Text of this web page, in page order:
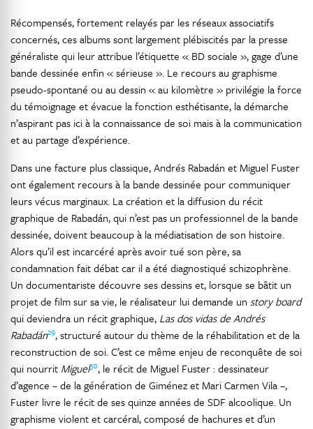
Récompensés, fortement relayés par les réseaux associatifs
concernés, ces albums sont largement plébiscités par la presse
généraliste qui leur attribue l’étiquette « BD sociale », gage d’une
bande dessinée enfin « sérieuse ». Le recours au graphisme
pseudo-spontané ou au dessin « au kilomètre » privilégie la force
du témoignage et évacue la fonction esthétisante, la démarche
n’aspirant pas ici à la connaissance de soi mais à la communication
et au partage d’expérience.
Dans une facture plus classique, Andrés Rabadán et Miguel Fuster
ont également recours à la bande dessinée pour communiquer
leurs vécus marginaux. La création et la diffusion du récit
graphique de Rabadán, qui n’est pas un professionnel de la bande
dessinée, doivent beaucoup à la médiatisation de son histoire.
Alors qu’il est incarcéré après avoir tué son père, sa
condamnation fait débat car il a été diagnostiqué schizophrène.
Un documentariste découvre ses dessins et, lorsque se bâtit un
projet de film sur sa vie, le réalisateur lui demande un story board
qui deviendra un récit graphique, Las dos vidas de Andrés
Rabadán29, structuré autour du thème de la réhabilitation et de la
reconstruction de soi. C’est ce même enjeu de reconquête de soi
qui nourrit Miguel30, le récit de Miguel Fuster : dessinateur
d’agence – de la génération de Giménez et Mari Carmen Vila –,
Fuster livre le récit de ses quinze années de SDF alcoolique. Un
graphisme violent et carcéral, composé de hachures et d’un